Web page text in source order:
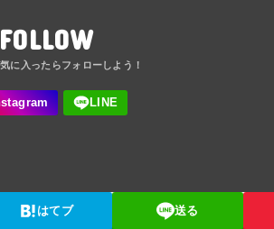
FOLLOW
はてブ 送る